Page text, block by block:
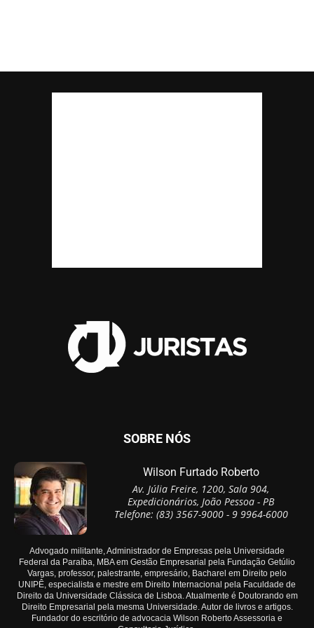
SOBRE NÓS
Wilson Furtado Roberto
Av. Júlia Freire, 1200, Sala 904,
Expedicionários, João Pessoa - PB
Telefone: (83) 3567-9000 - 9 9964-6000
Advogado militante, Administrador de Empresas pela Universidade
Federal da Paraíba, MBA em Gestão Empresarial pela Fundação Getúlio
Vargas, professor, palestrante, empresário, Bacharel em Direito pelo
UNIPÊ, especialista e mestre em Direito Internacional pela Faculdade de
Direito da Universidade Clássica de Lisboa. Atualmente é Doutorando em
Direito Empresarial pela mesma Universidade. Autor de livros e artigos.
Fundador do escritório de advocacia Wilson Roberto Assessoria e